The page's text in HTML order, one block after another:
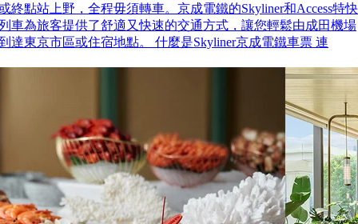
終點站上野，全程毋須轉車。京成電鐵的Skyliner和Access特快
車為旅客提供了舒適又快速的交通方式，讓您輕鬆由成田機場
達東京市區或住宿地點。 什麼是Skyliner京成電鐵車票 連